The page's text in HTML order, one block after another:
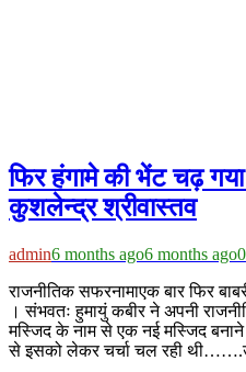
फिर हंगामे की भेंट चढ़
कुशलेन्द्र श्रीवास्तव
admin6 months ago6 months ago0
राजनीतिक सफरनामाएक बार फिर
। संभवतः हुमायुं कबीर ने अपनी
मस्जिद के नाम से एक नई मस्जिद
से इसको लेकर चर्चा चल रही